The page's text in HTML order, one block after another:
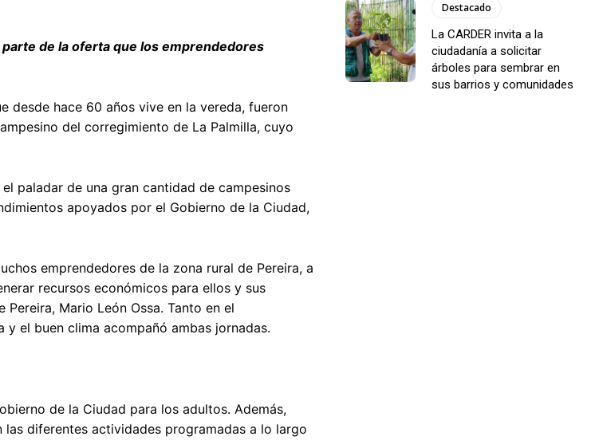
de la oferta que los emprendedores
desde hace 60 años vive en la vereda, fueron
del corregimiento de La Palmilla, cuyo
paladar de una gran cantidad de campesinos
apoyados por el Gobierno de la Ciudad,
emprendedores de la zona rural de Pereira, a
recursos económicos para ellos y sus
Mario León Ossa. Tanto en el
el buen clima acompañó ambas jornadas.
de la Ciudad para los adultos. Además,
diferentes actividades programadas a lo largo
Destacado
La CARDER invita a la
ciudadanía a solicitar
árboles para sembrar en
sus barrios y comunidades